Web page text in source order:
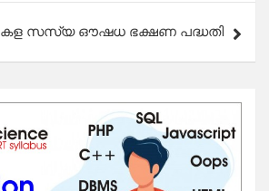
കള സസ്യ ഔഷധ ഭക്ഷണ പദ്ധതി